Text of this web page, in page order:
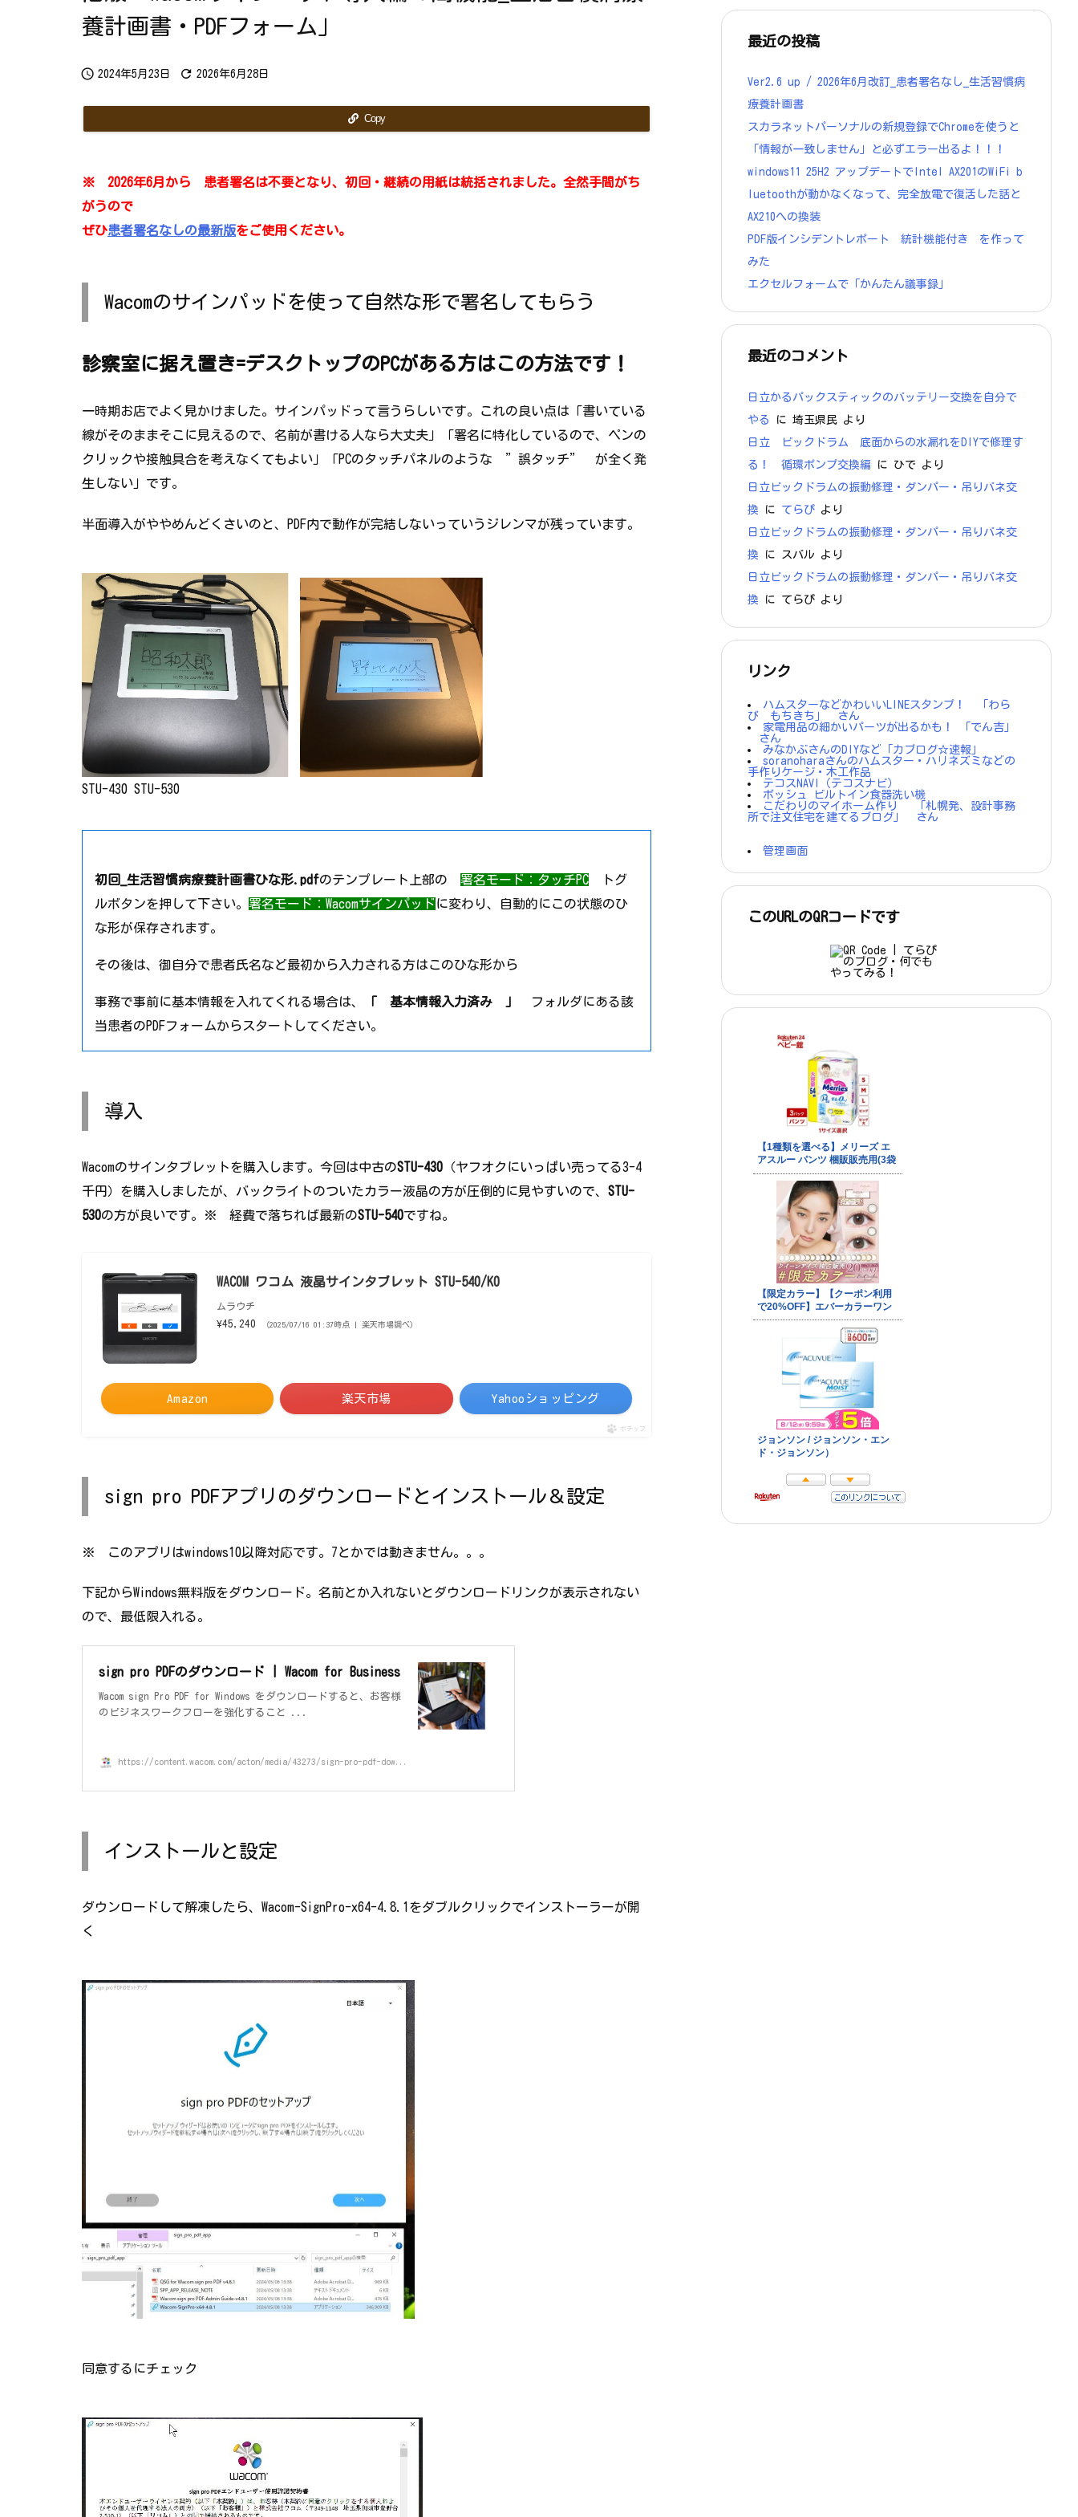
養計画書・PDFフォーム」
 2024年5月23日  2026年6月28日
Copy
※ 2026年6月から 患者署名は不要となり、初回・継続の用紙は統括されました。全然手間がち
がうので
ぜひ患者署名なしの最新版をご使用ください。
Wacomのサインパッドを使って自然な形で署名してもらう
診察室に据え置き=デスクトップのPCがある方はこの方法です！
一時期お店でよく見かけました。サインパッドって言うらしいです。これの良い点は「書いている
線がそのままそこに見えるので、名前が書ける人なら大丈夫」「署名に特化しているので、ペンの
クリックや接触具合を考えなくてもよい」
「PCのタッチパネルのような ”誤タッチ” が全く発
生しない」 です。
半面導入がややめんどくさいのと、 PDF内で動作が完結しないっていうジレンマが残っています。
STU-430 STU-530
初回_生活習慣病療養計画書ひな形.pdfのテンプレート上部の 署名モード：タッチPC トグ
ルボタンを押して下さい。 署名モード：Wacomサインパッド に変わり、自動的にこの状態のひ
な形が保存されます。
その後は、御自分で患者氏名など最初から入力される方はこのひな形から
事務で事前に基本情報を入れてくれる場合は、 「 基本情報入力済み 」
フォルダにある該
当患者のPDFフォームからスタートしてください。
導入
Wacomのサインタブレットを購入します。今回は中古のSTU-430 （ヤフオクにいっぱい売ってる3-4
千円）を購入しましたが、バックライトのついたカラー液晶の方が圧倒的に見やすいので、 STU-
530の方が良いです。※ 経費で落ちれば最新のSTU-540ですね。
WACOM ワコム 液晶サインタブレット STU-540/K0
ムラウチ
¥45,240 （2025/07/16 01:37時点 | 楽天市場調べ）
Amazon 楽天市場 Yahooショッピング
ポチップ
sign pro PDFアプリのダウンロードとインストール＆設定
※ このアプリはwindows10以降対応です。7とかでは動きません。。。
下記からWindows無料版をダウンロード。名前とか入れないとダウンロードリンクが表示されない
ので、最低限入れる。
sign pro PDFのダウンロード | Wacom for Business
Wacom sign Pro PDF for Windows をダウンロードすると、お客様
のビジネスワークフローを強化すること ...
https://content.wacom.com/acton/media/43273/sign-pro-pdf-dow...
インストールと設定
ダウンロードして解凍したら、Wacom-SignPro-x64-4.8.1をダブルクリックでインストーラーが開
く
同意するにチェック
最近の投稿
Ver2.6 up / 2026年6月改訂_患者署名なし_生活習慣病
療養計画書
スカラネットパーソナルの新規登録でChromeを使うと
「情報が一致しません」と必ずエラー出るよ！！！
windows11 25H2 アップデートでIntel AX201のWiFi b
luetoothが動かなくなって、完全放電で復活した話と
AX210への換装
PDF版インシデントレポート 統計機能付き を作って
みた
エクセルフォームで「かんたん議事録」
最近のコメント
日立かるパックスティックのバッテリー交換を自分で
やる
に 埼玉県民 より
日立 ビックドラム 底面からの水漏れをDIYで修理す
る！ 循環ポンプ交換編 に ひで より
日立ビックドラムの振動修理・ダンパー・吊りバネ交
換 に てらぴ より
日立ビックドラムの振動修理・ダンパー・吊りバネ交
換 に スバル より
日立ビックドラムの振動修理・ダンパー・吊りバネ交
換 に てらぴ より
リンク
ハムスターなどかわいいLINEスタンプ！ 「わら
び もちきち」 さん
家電用品の細かいパーツが出るかも！ 「でん吉」
さん
みなかぶさんのDIYなど「カブログ☆速報」
soranoharaさんのハムスター・ハリネズミなどの
手作りケージ・木工作品
テコスNAVI（テコスナビ）
ボッシュ ビルトイン食器洗い機
こだわりのマイホーム作り 「札幌発、設計事務
所で注文住宅を建てるブログ」 さん
管理画面
このURLのQRコードです